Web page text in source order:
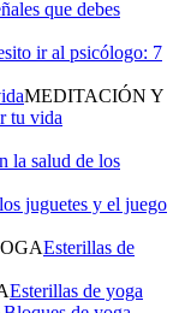
ir al psicólogo: 7
MEDITACIÓN Y
tu vida
juguetes y el juego
Esterillas de
Esterillas de yoga